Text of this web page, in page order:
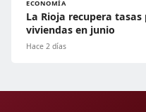
ECONOMÍA
La Rioja recupera
viviendas en junio
Hace 2 días